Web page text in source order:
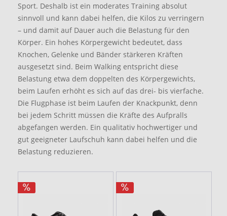
Sport. Deshalb ist ein moderates Training absolut
sinnvoll und kann dabei helfen, die Kilos zu verringern
– und damit auf Dauer auch die Belastung für den
Körper. Ein hohes Körpergewicht bedeutet, dass
Knochen, Gelenke und Bänder stärkeren Kräften
ausgesetzt sind. Beim Walking entspricht diese
Belastung etwa dem doppelten des Körpergewichts,
beim Laufen erhöht es sich auf das drei- bis vierfache.
Die Flugphase ist beim Laufen der Knackpunkt, denn
bei jedem Schritt müssen die Kräfte des Aufpralls
abgefangen werden. Ein qualitativ hochwertiger und
gut geeigneter Laufschuh kann dabei helfen und die
Belastung reduzieren.